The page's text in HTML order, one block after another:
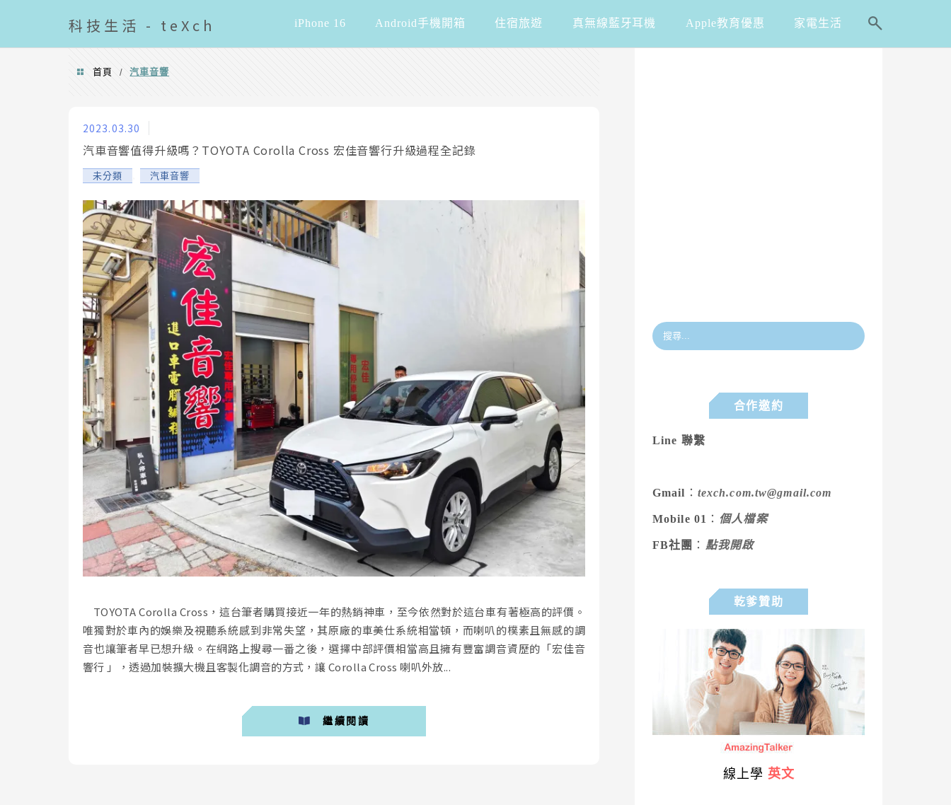
科技 生活 - teXch iPhone 16 Android手機開箱 住宿旅遊 真無線藍牙耳機 Apple教育優惠 家電生活
首頁 / 汽車音響
2023.03.30
汽車音響值得升級嗎？TOYOTA Corolla Cross 宏佳音響行升級過程全記錄
未分類 汽車音響
TOYOTA Corolla Cross，這台筆者購買接近一年的熱銷神車，至今依然對於這台車有著極高的評價。
唯獨對於車內的娛樂及視聽系統感到非常失望，其原廠的車美仕系統相當頓，而喇叭的樸素且無感的調
音也讓筆者早已想升級。在網路上搜尋一番之後，選擇中部評價相當高且擁有豐富調音資歷的「宏佳音
響行 」，透過加裝擴大機且客製化調音的方式，讓 Corolla Cross 喇叭外放...
繼續閱讀
合作邀約
Line 聯繫
Gmail ： texch.com.tw@gmail.com
Mobile 01 ： 個人檔案
FB社團 ： 點我開啟
乾爹贊助
線上學 英文